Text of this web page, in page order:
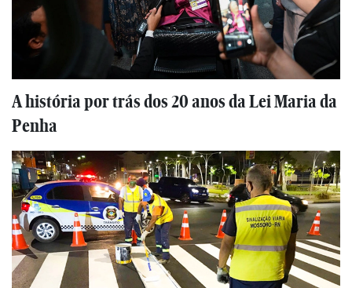
A história por trás dos 20 anos da Lei Maria da
Penha